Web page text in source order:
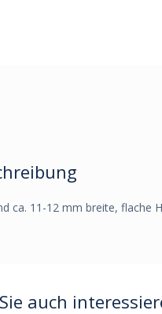
ca. 11-12 mm breite, flache
auch